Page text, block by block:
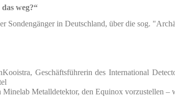
weg?“
Sondengänger in Deutschland, über die sog.
Geschäftsführerin des International
Minelab Metalldetektor, den Equinox vorzustellen